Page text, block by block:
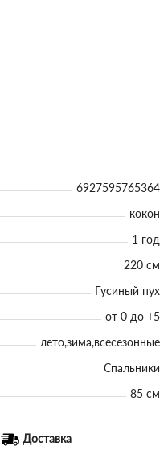
6927595765364
кокон
1 год
220 см
Гусиный пух
от 0 до +5
лето,зима,всесезонные
Спальники
85 см
Доставка